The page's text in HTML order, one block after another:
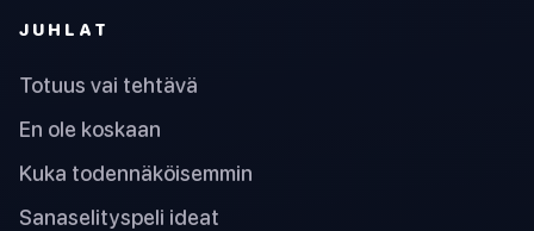
JUHLAT
Totuus vai tehtävä
En ole koskaan
Kuka todennäköisemmin
Sanaselityspeli ideat